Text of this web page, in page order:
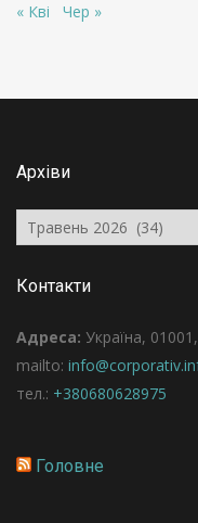
« Кві Чер »
Архіви
Архіви
Контакти
Адреса: Україна,
mailto:
тел.: +380680628975
Головне